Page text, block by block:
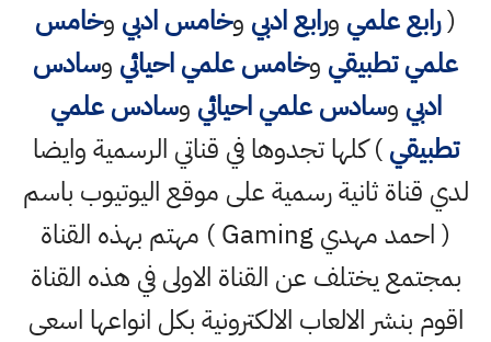
(رابع علمي ورابع ادبي وخامس ادبي وخامس
علمي تطبيقي وخامس علمي احيائي وسادس
ادبي وسادس علمي احيائي وسادس علمي
تطبيقي) كلها تجدوها في قناتي الرسمية وايضا
لدي قناة ثانية رسمية على موقع اليوتيوب باسم
( احمد مهدي Gaming ) مهتم بهذه القناة
بمجتمع يختلف عن القناة الاولى في هذه القناة
اقوم بنشر الالعاب الالكترونية بكل انواعها اسعى